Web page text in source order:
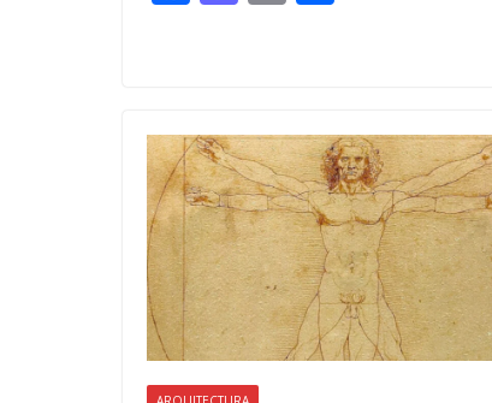
o
o
k
o
n
ar
ti
r